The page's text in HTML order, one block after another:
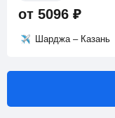
от 5096 ₽
Шарджа – Казань